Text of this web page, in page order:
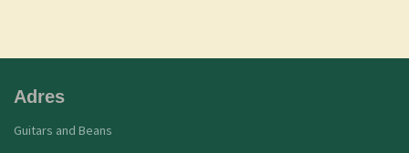
Adres
Guitars and Beans